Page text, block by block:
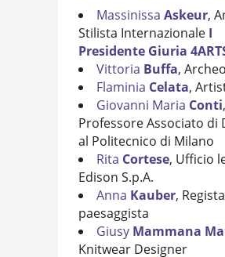
Massinissa Askeur,
Stilista Internazionale I
Presidente Giuria
Vittoria Buffa,
Flaminia Celata,
Giovanni Maria Conti,
Professore Associato di
al Politecnico di Milano
Rita Cortese, Ufficio
Edison S.p.A.
Anna Kauber,
paesaggista
Giusy Mammana
Knitwear Designer